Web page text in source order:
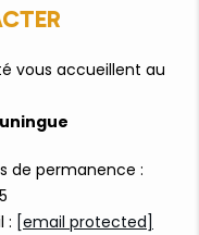
vous accueillent au
de permanence :
: [email protected]